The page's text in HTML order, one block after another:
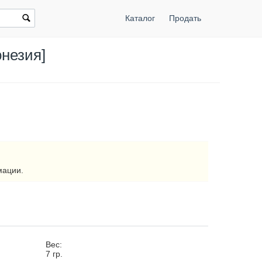
Каталог Продать
Вес:
7 гр.